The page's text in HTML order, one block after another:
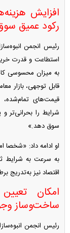
افزایش
رکود عمیق
رئیس انجمن
استطاعت و قدرت
به میزان محسوسی
قابل توجهی، بازار
قیمت‌های تمام‌شده،
شرایط را بحرانی‌تر
سوق دهد.»
او ادامه داد: «شخصا
به سرعت به شرایط
اقتصاد نیز به‌تدریج
امکان
ساخت‌وساز
رئیس انجمن